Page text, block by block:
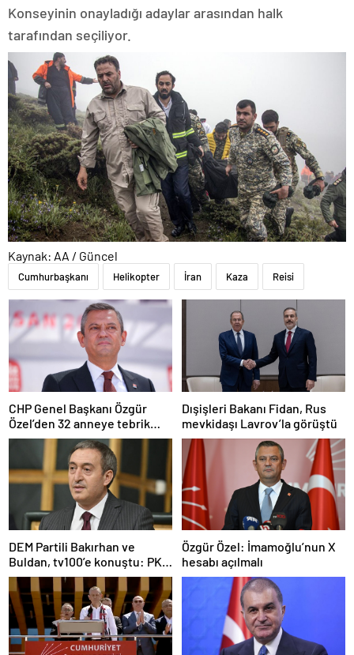
Konseyinin onayladığı adaylar arasından halk
tarafından seçiliyor.
Kaynak: AA / Güncel
Cumhurbaşkanı Helikopter İran Kaza Reisi
CHP Genel Başkanı Özgür
Özel’den 32 anneye tebrik
telefonu
Dışişleri Bakanı Fidan, Rus
mevkidaşı Lavrov’la görüştü
DEM Partili Bakırhan ve
Buldan, tv100’e konuştu: PKK
ne zaman kendini feshedecek
Özgür Özel: İmamoğlu’nun X
hesabı açılmalı